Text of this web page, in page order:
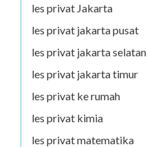
les privat Jakarta
les privat jakarta pusat
les privat jakarta selatan
les privat jakarta timur
les privat ke rumah
les privat kimia
les privat matematika